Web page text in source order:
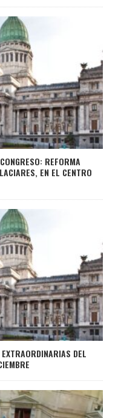
REFORMA
EN EL CENTRO
DEL